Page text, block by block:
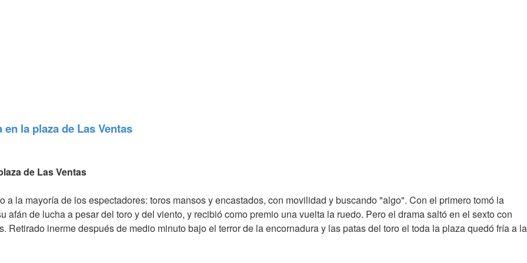
la plaza de Las Ventas
de Las Ventas
la mayoría de los espectadores: toros mansos y encastados, con movilidad y buscando "algo". Con el primero tomó la
de lucha a pesar del toro y del viento, y recibió como premio una vuelta la ruedo. Pero el drama saltó en el sexto con
Retirado inerme después de medio minuto bajo el terror de la encornadura y las patas del toro el toda la plaza quedó fría a la